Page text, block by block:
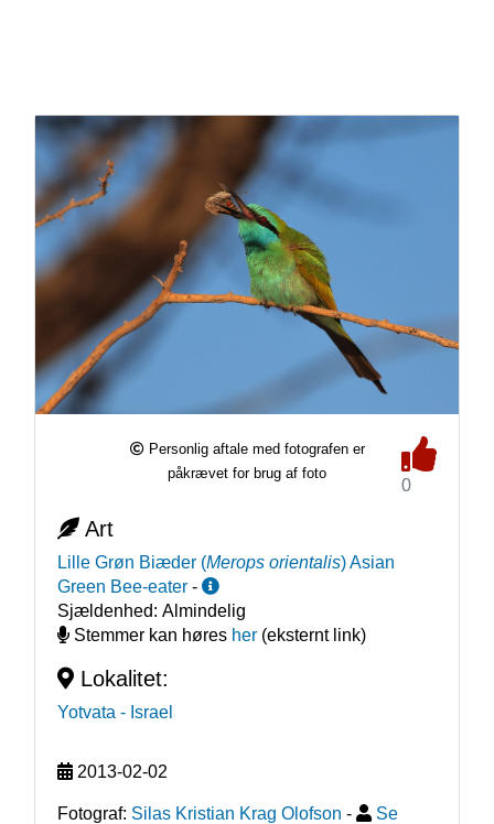
Personlig aftale med fotografen er
påkrævet for brug af foto
0
Art
Lille Grøn Biæder (Merops orientalis)Asian
Green Bee-eater -
Sjældenhed: Almindelig
Stemmer kan høres her(eksternt link)
Lokalitet:
Yotvata - Israel
2013-02-02
Fotograf: Silas Kristian Krag Olofson -
Se